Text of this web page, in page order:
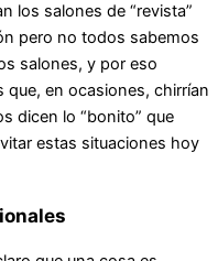
los salones de “revista”
pero no todos sabemos
salones, y por eso
en ocasiones, chirrían
dicen lo “bonito” que
estas situaciones hoy